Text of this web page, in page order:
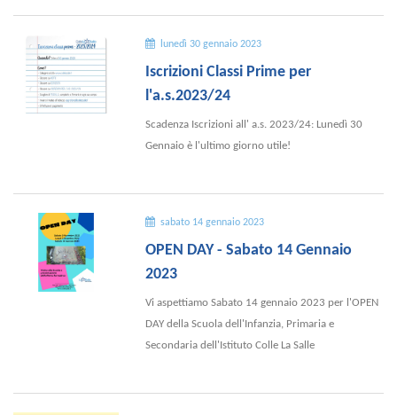
lunedì 30 gennaio 2023
Iscrizioni Classi Prime per
l'a.s.2023/24
Scadenza Iscrizioni all' a.s. 2023/24: Lunedì 30
Gennaio è l'ultimo giorno utile!
sabato 14 gennaio 2023
OPEN DAY - Sabato 14 Gennaio
2023
Vi aspettiamo Sabato 14 gennaio 2023 per l'OPEN
DAY della Scuola dell'Infanzia, Primaria e
Secondaria dell'Istituto Colle La Salle